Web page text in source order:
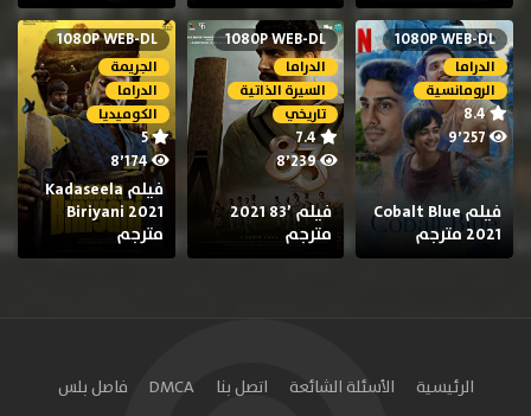
1080P WEB-DL
الدراما
الرومانسية
8.4
9٬257
فيلم Cobalt Blue
2021 مترجم
1080P WEB-DL
الدراما
السيرة الذاتية
تاريخي
7.4
8٬239
فيلم ’83 2021
مترجم
1080P WEB-DL
الجريمة
الدراما
الكوميديا
5
8٬174
فيلم Kadaseela
Biriyani 2021
مترجم
الرئيسية الأسئلة الشائعة اتصل بنا DMCA فاصل بلس